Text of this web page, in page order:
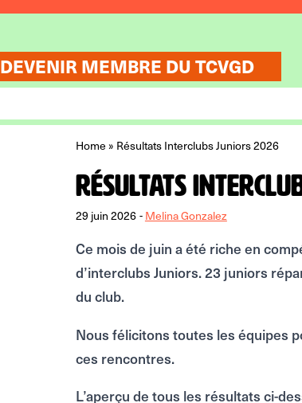
DEVENIR MEMBRE DU TCVGD
Home» Résultats Interclubs Juniors 2026
Résultats
29 juin 2026-Melina Gonzalez
Ce mois de juin a été riche en
d’interclubs Juniors. 23 juniors
du club.
Nous félicitons toutes les équipes
ces rencontres.
L’aperçu de tous les résultats ci-